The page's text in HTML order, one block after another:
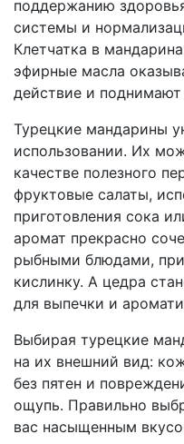
поддержанию
системы и
Клетчатка в
эфирные масла
действие и поднимают
Турецкие мандарины
использовании. Их
качестве полезного
фруктовые салаты,
приготовления сока
аромат прекрасно
рыбными блюдами,
кислинку. А цедра
для выпечки и
Выбирая турецкие
на их внешний вид:
без пятен и
ощупь. Правильно
вас насыщенным